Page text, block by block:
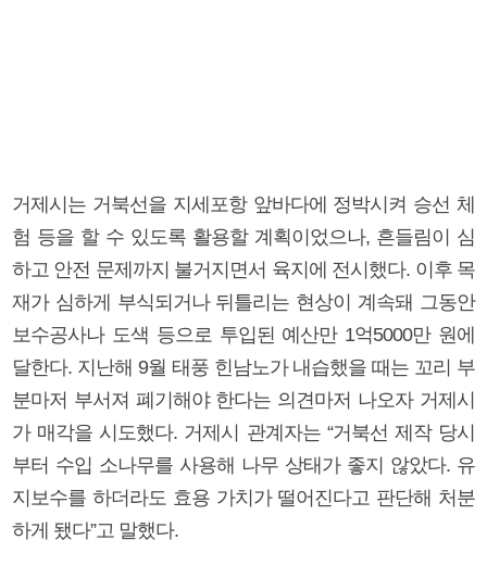
거제시는 거북선을 지세포항 앞바다에 정박시켜 승선 체
험 등을 할 수 있도록 활용할 계획이었으나, 흔들림이 심
하고 안전 문제까지 불거지면서 육지에 전시했다. 이후 목
재가 심하게 부식되거나 뒤틀리는 현상이 계속돼 그동안
보수공사나 도색 등으로 투입된 예산만 1억5000만 원에
달한다. 지난해 9월 태풍 힌남노가 내습했을 때는 꼬리 부
분마저 부서져 폐기해야 한다는 의견마저 나오자 거제시
가 매각을 시도했다. 거제시 관계자는 “거북선 제작 당시
부터 수입 소나무를 사용해 나무 상태가 좋지 않았다. 유
지보수를 하더라도 효용 가치가 떨어진다고 판단해 처분
하게 됐다”고 말했다.